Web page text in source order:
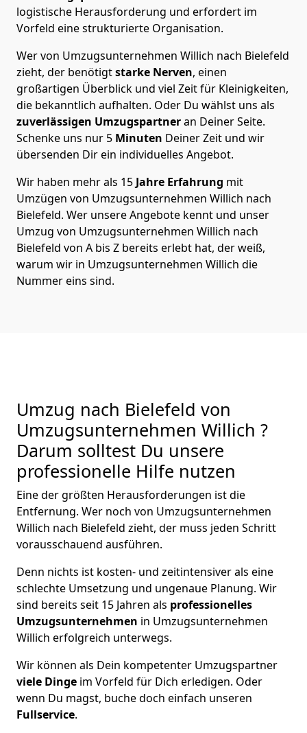
logistische Herausforderung und erfordert im
Vorfeld eine strukturierte Organisation.
Wer von Umzugsunternehmen Willich nach Bielefeld
zieht, der benötigtstarke Nerven, einen
großartigen Überblick und viel Zeit für Kleinigkeiten,
die bekanntlich aufhalten. Oder Du wählst uns als
zuverlässigen Umzugspartneran Deiner Seite.
Schenke uns nur 5 Minuten Deiner Zeit und wir
übersenden Dir ein individuelles Angebot.
Wir haben mehr als 15 Jahre Erfahrung mit
Umzügen von Umzugsunternehmen Willich nach
Bielefeld. Wer unsere Angebote kennt und unser
Umzug von Umzugsunternehmen Willich nach
Bielefeld von A bis Z bereits erlebt hat, der weiß,
warum wir in Umzugsunternehmen Willich die
Nummer eins sind.
Umzug nach Bielefeld von
Umzugsunternehmen Willich ?
Darum solltest Du unsere
professionelle Hilfe nutzen
Eine der größten Herausforderungen ist die
Entfernung. Wer noch von Umzugsunternehmen
Willich nach Bielefeld zieht, der muss jeden Schritt
vorausschauend ausführen.
Denn nichts ist kosten- und zeitintensiver als eine
schlechte Umsetzung und ungenaue Planung. Wir
sind bereits seit 15 Jahren als professionelles
Umzugsunternehmen in Umzugsunternehmen
Willich erfolgreich unterwegs.
Wir können als Dein kompetenter Umzugspartner
viele Dinge im Vorfeld für Dich erledigen. Oder
wenn Du magst, buche doch einfach unseren
Fullservice.